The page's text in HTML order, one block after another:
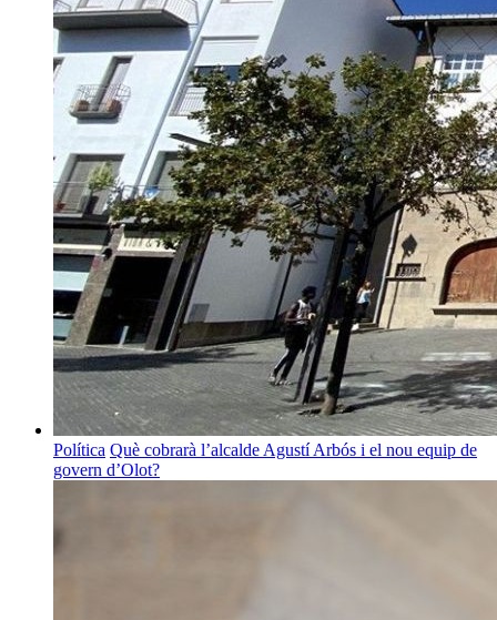
Política Què cobrarà l’alcalde Agustí Arbós i el nou equip de
govern d’Olot?